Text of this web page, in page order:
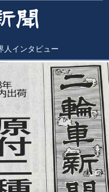
人インタビュー